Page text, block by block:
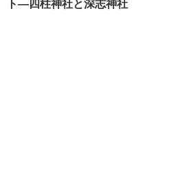
ト―四柱神社と深志神社